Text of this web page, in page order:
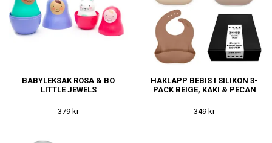
BABYLEKSAK ROSA & BO
LITTLE JEWELS
379 kr
HAKLAPP BEBIS I SILIKON 3-
PACK BEIGE, KAKI & PECAN
349 kr